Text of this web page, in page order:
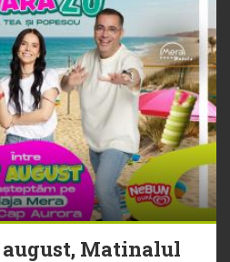
august, Matinalul